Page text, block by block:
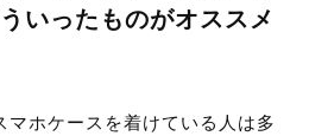
いったものがオススメ
マホケースを着けている人は多